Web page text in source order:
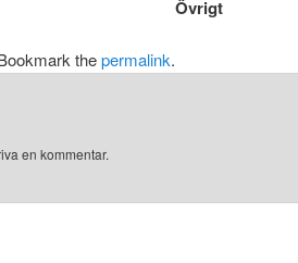
Övrigt
thepermalink.
en kommentar.